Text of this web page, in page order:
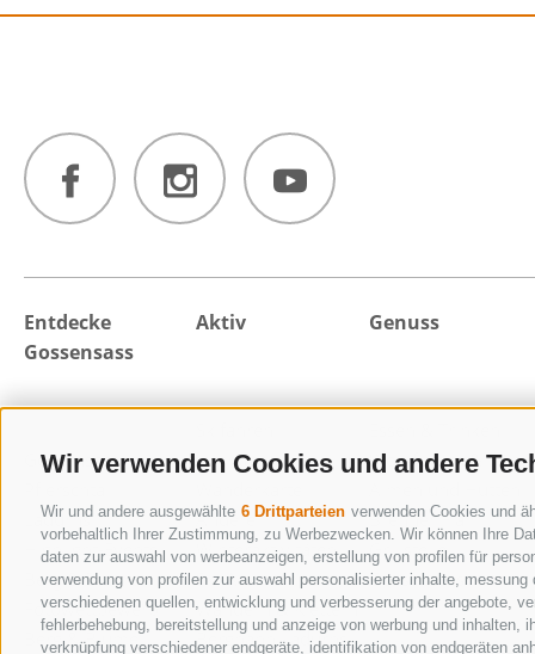
Wir verwenden Cookies und andere
Wir und andere ausgewählte 6 Drittparteien verwenden Cookies und
vorbehaltlich Ihrer Zustimmung, zu Werbezwecken. Wir können Ihre
daten zur auswahl von werbeanzeigen, erstellung von profilen für
verwendung von profilen zur auswahl personalisierter inhalte,
verschiedenen quellen, entwicklung und verbesserung der angebote,
fehlerbehebung, bereitstellung und anzeige von werbung und
verknüpfung verschiedener endgeräte, identifikation von endgeräten
Entdecke
Gossensass
Gossensass
Ladurns
Highlight-Events
Berg & Blume
Fotowettbewerb
Berg & Blume
Aktiv
Interkative
Andere
Winteraktivitäten
Ski-Alpinismus
Wandern & Klettern
Bergbahn Ladurns
Genuss
Wohlfühlen & Relax
Brenner Flair
Grillstelle
Gossensass